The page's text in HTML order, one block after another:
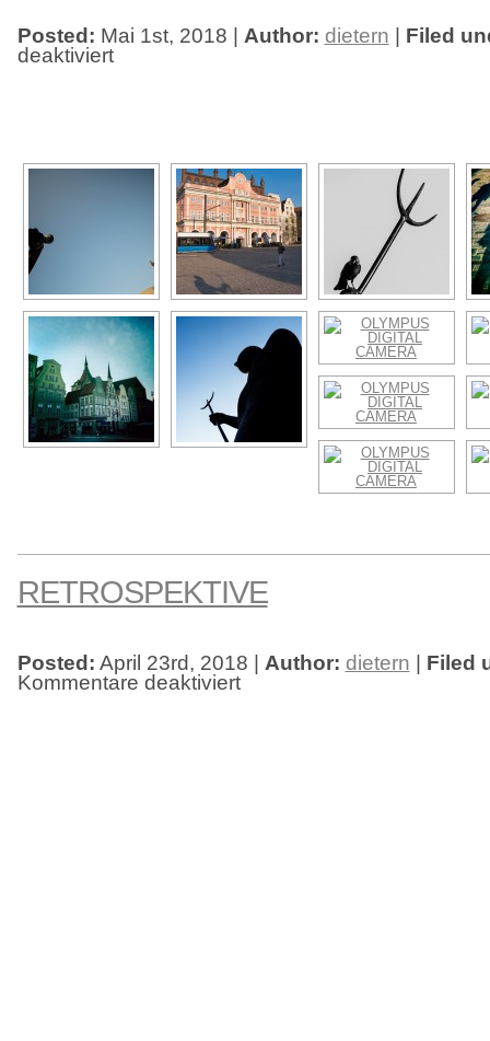
Posted: Mai 1st, 2018 | Author: dietern
Filed
deaktiviertfür
50m²
RETROSPEKTIVE
Posted: April 23rd, 2018 | Author: dietern
Filed
Kommentare deaktiviertfür
Retrospektive